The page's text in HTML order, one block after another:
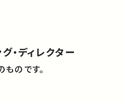
・ディレクター
のです。